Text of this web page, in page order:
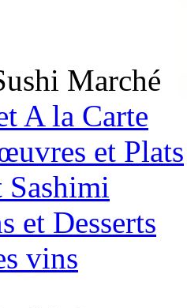
Marché
A la Carte
et Plats
Sashimi
et Desserts
vins